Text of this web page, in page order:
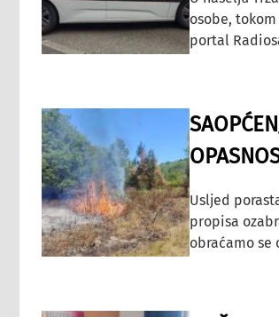
osobe,
portal
Usljed
propisa
obraćamo se